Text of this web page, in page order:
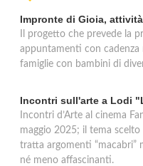
Impronte di Gioia,
Il progetto che prevede la
appuntamenti con cadenza
famiglie con bambini di
Incontri sull'arte a Lodi
Incontri d’Arte al cinema
maggio 2025; il tema scelto
tratta argomenti
né meno affascinanti.